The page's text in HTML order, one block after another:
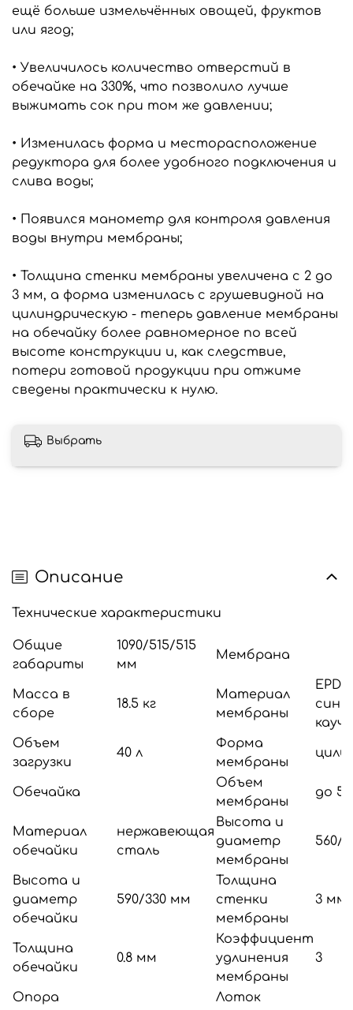
ещё больше измельчённых овощей, фруктов
или ягод;
• Увеличилось количество отверстий в
обечайке на 330%, что позволило лучше
выжимать сок при том же давлении;
• Изменилась форма и месторасположение
редуктора для более удобного подключения и
слива воды;
• Появился манометр для контроля давления
воды внутри мембраны;
• Толщина стенки мембраны увеличена с 2 до
3 мм, а форма изменилась с грушевидной на
цилиндрическую - теперь давление мембраны
на обечайку более равномерное по всей
высоте конструкции и, как следствие,
потери готовой продукции при отжиме
сведены практически к нулю.
Выбрать
Описание
Технические характеристики
Общие
габариты
1090/515/515
мм
Мембрана
Масса в
сборе
18.5 кг
Материал
мембраны
Объем
загрузки
40 л
Форма
мембраны
Обечайка
Объем
мембраны
до
Материал
обечайки
нержавеющая
сталь
Высота и
диаметр
мембраны
560/
Высота и
диаметр
обечайки
590/330 мм
Толщина
стенки
мембраны
3 мм
Толщина
обечайки
0.8 мм
Коэффициент
удлинения
мембраны
3
Опора Лоток